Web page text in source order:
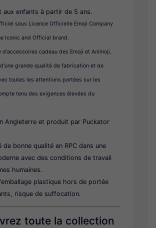
aux enfants à partir de 5 ans.
sous Licence Officielle Emoji Company
Iconic and Official brand.
d'accessoires cadeau des Emoji et Animoji,
grande qualité de fabrication et de
toutes les attentions portées sur les
tenu des exigences élevées du
Angleterre et produit par Puckator
de bonne qualité en RPC dans une
avec des conditions de travail
humaines.
plastique hors de portée
risque de suffocation.
toute la collection